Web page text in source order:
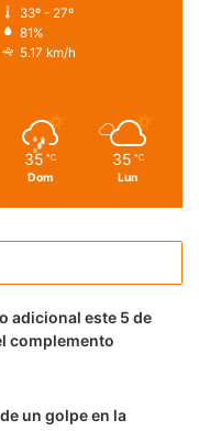
33º - 27º
81%
5.17 km/h
35 ℃
Dom
35 ℃
Lun
adicional este 5 de
complemento
un golpe en la